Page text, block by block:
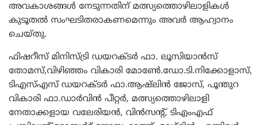
അവകാശങ്ങൾ നേടുന്നതിന് മത്സ്യത്തൊഴിലാളികൾ
കുടൂതൽ സംഘടിതരാകണമെന്നും അവർ ആഹ്വാനം
ചെയ്തു.
ഫിഷറീസ് മിനിസ്ട്രി ഡയറക്ടർ ഫാ. ലൂസിയാൻസ്
തോമസ്,വിഴിഞ്ഞം വികാരി മോൺേ.ഡോ.ടി.നിക്കോളാസ്,
ടിഎസ്എസ് ഡയറക്ടർ ഫാ.ആഷ്‌ലിൻ ജോസ്, പൂന്തുറ
വികാരി ഫാ.ഡാർവിൻ പീറ്റർ, മത്സ്യത്തൊഴിലാളി
നേതാക്കളായ വലേരിയൻ, വിൻസന്റ്, ടിഎംഎഫ്